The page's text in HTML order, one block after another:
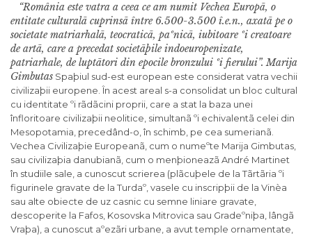
“România este vatra a ceea ce am numit Vechea Europã, o
entitate culturalã cuprinsã între 6.500-3.500 î.e.n., axatã pe o
societate matriarhalã, teocraticã, paºnicã, iubitoare ºi creatoare
de artã, care a precedat societãþile indoeuropenizate,
patriarhale, de luptãtori din epocile bronzului ºi fierului”. Marija
Gimbutas Spaþiul sud-est european este considerat vatra vechii
civilizaþii europene. În acest areal s-a consolidat un bloc cultural
cu identitate ºi rãdãcini proprii, care a stat la baza unei
înfloritoare civilizaþii neolitice, simultanã ºi echivalentã celei din
Mesopotamia, precedând-o, în schimb, pe cea sumerianã.
Vechea Civilizaþie Europeanã, cum o numeºte Marija Gimbutas,
sau civilizaþia danubianã, cum o menþioneazã André Martinet
în studiile sale, a cunoscut scrierea (plãcuþele de la Tãrtãria ºi
figurinele gravate de la Turdaº, vasele cu inscripþii de la Vinèa
sau alte obiecte de uz casnic cu semne liniare gravate,
descoperite la Fafos, Kosovska Mitrovica sau Gradeºniþa, lângã
Vraþa), a cunoscut aºezãri urbane, a avut temple ornamentate,